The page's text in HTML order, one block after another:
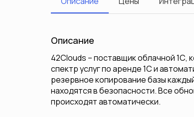
Описание
42Clouds – поставщик облачной 1С,
спектр услуг по аренде 1С и
резервное копирование базы
находятся в безопасности. Все
происходят автоматически.